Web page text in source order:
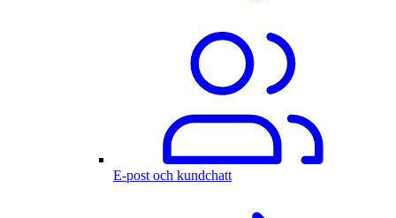
E-post och kundchatt